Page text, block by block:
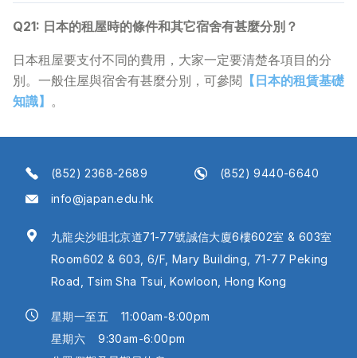
Q21: 日本的租屋時的條件和其它宿舍有甚麼分別？
日本租屋要支付不同的費用，大家一定要清楚各項目的分
別。一般住屋與宿舍有甚麼分別，可參閱 【日本的租賃基礎
知識】 。
(852) 2368-2689
(852) 9440-6640
info@japan.edu.hk
九龍尖沙咀北京道71-77號誠信大廈6樓602室 & 603室
Room602 & 603, 6/F, Mary Building, 71-77 Peking
Road, Tsim Sha Tsui, Kowloon, Hong Kong
星期一至五
11:00am-8:00pm
星期六
9:30am-6:00pm